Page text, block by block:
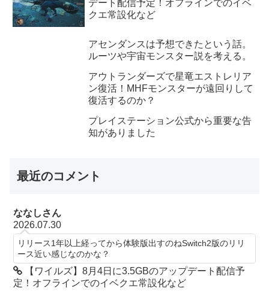
デート配信予定！オフラインでのイベ
クエ常設化など
アセンダンスは予想できたという話。
ルーツや宇宙モンスター説を考える。
アウトランダーズで星竜エストレリア
ン復活！MHFモンスターが遠回りして
復活するのか？
プレイステーション公式から重要な告
知がありました
最近のコメント
ななしさん
2026.07.30
リリース1年以上経ってから体験版出すのねSwitch2版のリリ
ース近い感じなのかな？
【ワイルズ】8月4日に3.5GBのアップデート配信予
定！オフラインでのイベクエ常設化など